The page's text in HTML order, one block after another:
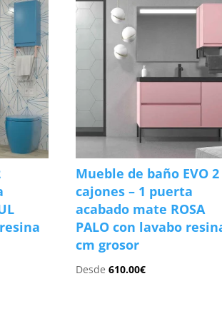
Mueble de baño EVO 2
cajones – 1 puerta
acabado mate ROSA
PALO con lavabo
cm grosor
Desde610.00€